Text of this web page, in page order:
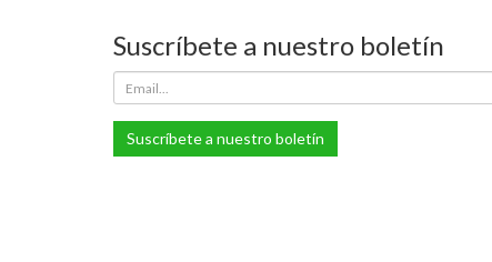
Suscríbete a nuestro boletín
Suscríbete a nuestro boletín